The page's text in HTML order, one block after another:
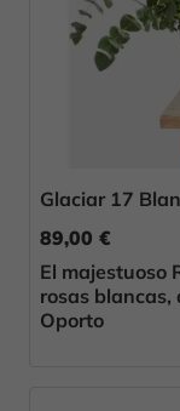
Glaciar 17
89,00 €
El majestuoso
rosas
Oporto